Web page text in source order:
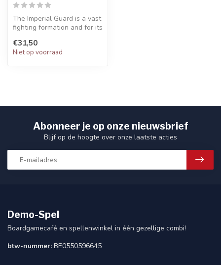
The Imperial Guard is a vast
fighting formation and for its
€31,50
Niet op voorraad
Abonneer je op onze nieuwsbrief
Blijf op de hoogte over onze laatste acties
Demo-Spel
Boardgamecafé en spellenwinkel in één gezellige combi!
btw-nummer: BE0550596645